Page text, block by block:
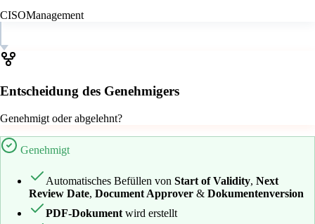
CISOManagement
Entscheidung des Genehmigers
Genehmigt oder abgelehnt?
Genehmigt
Automatisches Befüllen von Start of Validity, Next
Review Date, Document Approver & Dokumentenversion
PDF-Dokument wird erstellt